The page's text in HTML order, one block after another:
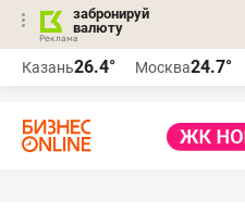
забронируй
валюту
Казань26.4° Москва24.7°